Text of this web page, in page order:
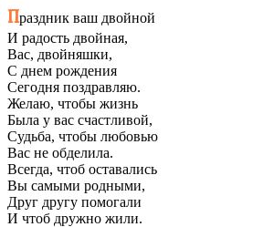
Праздник ваш двойной
И радость двойная,
Вас, двойняшки,
С днем рождения
Сегодня поздравляю.
Желаю, чтобы жизнь
Была у вас счастливой,
Судьба, чтобы любовью
Вас не обделила.
Всегда, чтоб оставались
Вы самыми родными,
Друг другу помогали
И чтоб дружно жили.